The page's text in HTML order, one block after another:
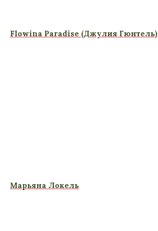
Flowina Paradise (Джулия Гюнтель)
Марьяна Локель